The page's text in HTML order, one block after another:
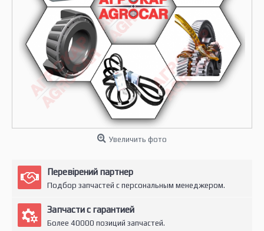
Увеличить фото
Перевірений партнер
Подбор запчастей с персональным менеджером.
Запчасти с гарантией
Более 40000 позиций запчастей.